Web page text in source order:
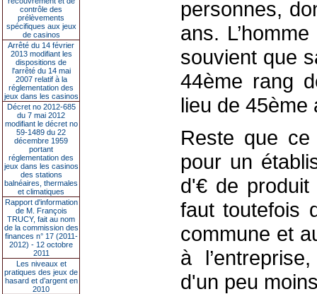
contrôle des
prélèvements
spécifiques aux jeux
de casinos
Arrêté du 14 février
2013 modifiant les
dispositions de
l'arrêté du 14 mai
2007 relatif à la
réglementation des
jeux dans les casinos
Décret no 2012-685
du 7 mai 2012
modifiant le décret no
59-1489 du 22
décembre 1959
portant
réglementation des
jeux dans les casinos
des stations
balnéaires, thermales
et climatiques
Rapport d'information
de M. François
TRUCY, fait au nom
de la commission des
finances n° 17 (2011-
2012) - 12 octobre
2011
Les niveaux et
pratiques des jeux de
hasard et d’argent en
2010
personnes,
ans.
souvient que
44ème rang
lieu de 45ème
Reste que ce
pour un
d'€ de
faut toutefois
commune et
à
d'un peu